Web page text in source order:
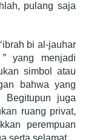
pulang saja
bi al-jauhar
yang menjadi
simbol atau
bahwa yang
Begitupun juga
ruang privat,
perempuan